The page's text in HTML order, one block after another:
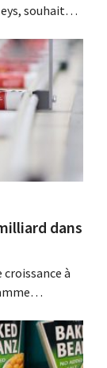
souhaite,
dans la
cocktails
dans
à
saisir